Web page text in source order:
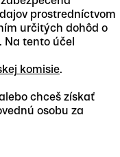
prostredníctvom
určitých dohôd o
Na tento účel
komisie.
chceš získať
osobu za